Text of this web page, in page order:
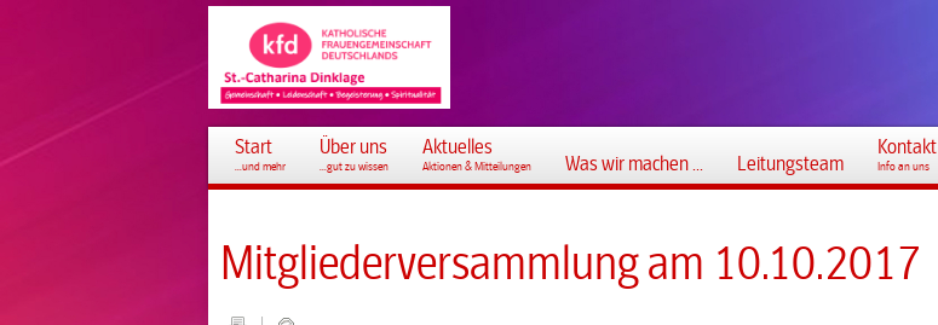
Start
...und mehr
Über uns
...gut zu wissen
Aktuelles
Aktionen & Mitteilungen Was wir machen ... Leitungsteam
Kontakt
Info an uns
Mitgliederversammlung am 10.10.2017